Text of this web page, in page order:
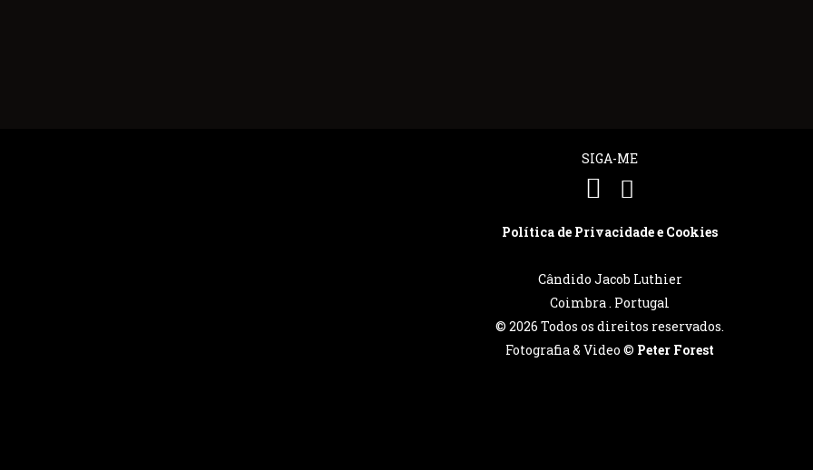
SIGA-ME
Política de Privacidade e Cookies
Cândido Jacob Luthier
Coimbra . Portugal
© 2026 Todos os direitos reservados.
Fotografia & Video © Peter Forest